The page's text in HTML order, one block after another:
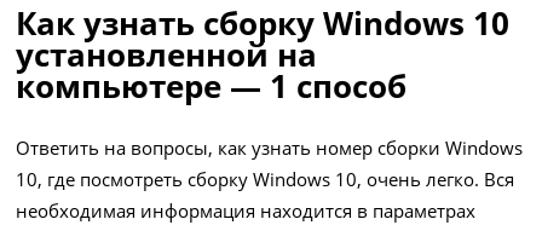
Как узнать сборку Windows 10
установленной на
компьютере — 1 способ
Ответить на вопросы, как узнать номер сборки Windows
10, где посмотреть сборку Windows 10, очень легко. Вся
необходимая информация находится в параметрах